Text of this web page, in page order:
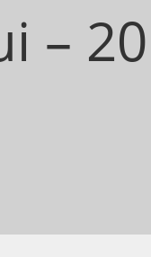
– 20